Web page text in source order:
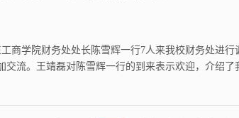
工商学院财务处处长陈雪辉一行7人来我校财务处进
交流。王靖磊对陈雪辉一行的到来表示欢迎，介绍